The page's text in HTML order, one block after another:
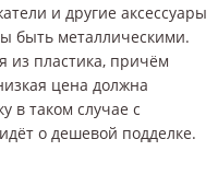
и другие аксессуары
быть металлическими.
из пластика, причём
цена должна
в таком случае с
о дешевой подделке.